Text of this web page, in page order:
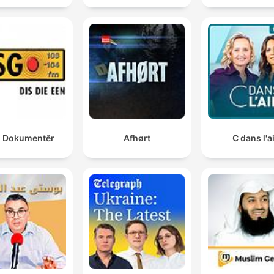
Dokumentêr Afhørt C dans